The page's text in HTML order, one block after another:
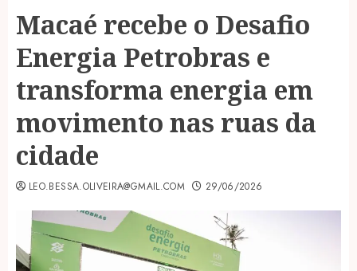
Macaé recebe o Desafio
Energia Petrobras e
transforma energia em
movimento nas ruas da
cidade
LEO.BESSA.OLIVEIRA@GMAIL.COM 29/06/2026